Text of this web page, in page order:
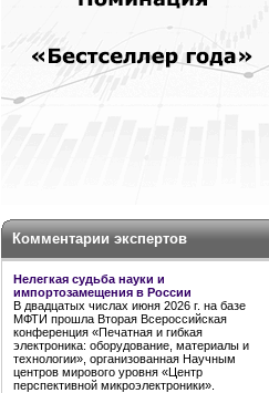
Комментарии экспертов
Нелегкая судьба науки и
импортозамещения в России
В двадцатых числах июня 2026 г. на базе
МФТИ прошла Вторая Всероссийская
конференция «Печатная и гибкая
электроника: оборудование, материалы и
технологии», организованная Научным
центров мирового уровня «Центр
перспективной микроэлектроники».